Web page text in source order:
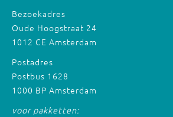
Bezoekadres
Oude Hoogstraat 24
1012 CE Amsterdam
Postadres
Postbus 1628
1000 BP Amsterdam
voor pakketten: